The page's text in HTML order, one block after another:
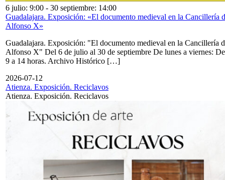
6 julio: 9:00 - 30 septiembre: 14:00
Guadalajara. Exposición: «El documento medieval en la Cancillería
Alfonso X»
Guadalajara. Exposición: "El documento medieval en la Cancillería
Alfonso X" Del 6 de julio al 30 de septiembre De lunes a viernes: De
9 a 14 horas. Archivo Histórico […]
2026-07-12
Atienza. Exposición. Reciclavos
Atienza. Exposición. Reciclavos